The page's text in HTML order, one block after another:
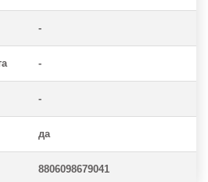
-
-
-
да
8806098679041